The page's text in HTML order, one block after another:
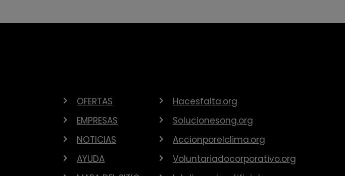
OFERTAS
EMPRESAS
NOTICIAS
AYUDA
Hacesfalta.org
Solucionesong.org
Accionporelclima.org
Voluntariadocorporativo.org